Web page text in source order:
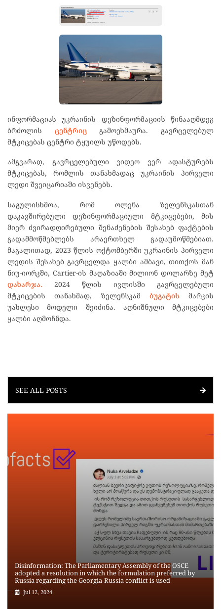
ინფორმაციას უკრაინის დეზინფორმაციის წინააღმდეგ
ბრძოლის ცენტრიცგამოეხმაურა. გავრცელებულ
მტკიცებას ცენტრი ტყუილს უწოდებს.
ამგვარად, გავრცელებული ვიდეო ვერ ადასტურებს
მტკიცებას, რომლის თანახმადაც უკრაინის პირველი
ლედი შვეიცარიაში ისვენებს.
საგულისხმოა, რომ ოლენა ზელენსკასთან
დაკავშირებული დეზინფორმაციული მტკიცებები, მის
მიერ ძვირადღირებული შენაძენების შესახებ ფაქტების
გადამმოწმებლებს არაერთხელ გადაუმოწმებიათ.
მაგალითად, 2023 წლის ოქტომბერში უკრაინის პირველი
ლედის შესახებ გავრცელდა ყალბი ამბავი, თითქოს მან
ნიუ-იორკში, Cartier-ის მაღაზიაში მილიონ დოლარზე მეტ
დახარჯა. 2024 წლის ივლისში გავრცელებული
მტკიცების თანახმად, ზელენსკამ ბუგატის მარკის
უახლესი მოდელი შეიძინა. აღნიშნული მტკიცებები
ყალბი აღმოჩნდა.
SEE ALL POSTS
Disinformation: The Parliamentary Assembly of the OSCE
adopted a resolution in which the formulation preferred by
Russia regarding the Georgia-Russia conflict is used
Jul 12, 2024